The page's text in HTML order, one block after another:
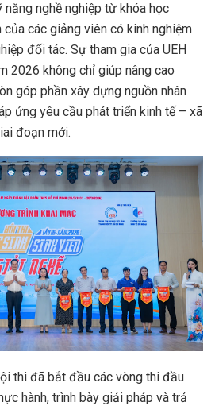
nghề nghiệp từ khóa học
các giảng viên có kinh nghiệm
đối tác. Sự tham gia của UEH
2026 không chỉ giúp nâng cao
góp phần xây dựng nguồn nhân
ứng yêu cầu phát triển kinh tế – xã
đoạn mới.
thi đã bắt đầu các vòng thi đầu
hành, trình bày giải pháp và trả